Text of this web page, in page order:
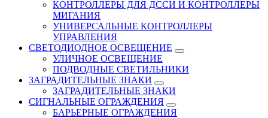
КОНТРОЛЛЕРЫ ДЛЯ ДССИ И КОНТРОЛЛЕРЫ
МИГАНИЯ
УНИВЕРСАЛЬНЫЕ КОНТРОЛЛЕРЫ
УПРАВЛЕНИЯ
СВЕТОДИОДНОЕ ОСВЕЩЕНИЕ
УЛИЧНОЕ ОСВЕЩЕНИЕ
ПОДВОДНЫЕ СВЕТИЛЬНИКИ
ЗАГРАДИТЕЛЬНЫЕ ЗНАКИ
ЗАГРАДИТЕЛЬНЫЕ ЗНАКИ
СИГНАЛЬНЫЕ ОГРАЖДЕНИЯ
БАРЬЕРНЫЕ ОГРАЖДЕНИЯ